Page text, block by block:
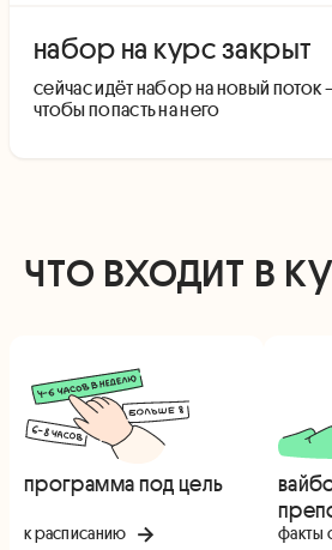
набор на курс закрыт
cейчас идёт набор на новый поток
чтобы попасть на него
что входит в
программа под цель
к расписанию факты